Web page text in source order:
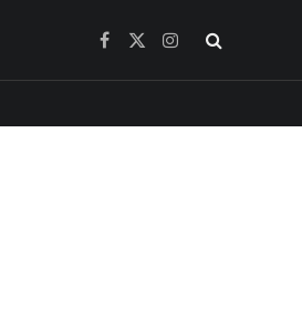
Facebook
X
Instagram